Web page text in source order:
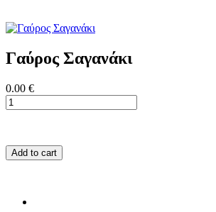
Γαύρος Σαγανάκι
0.00 €
Add to cart